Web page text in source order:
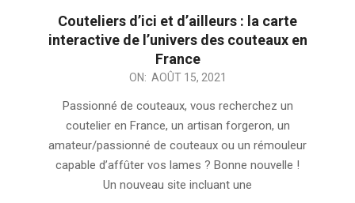
Couteliers d’ici et d’ailleurs : la carte
interactive de l’univers des couteaux en
France
ON: AOÛT 15, 2021
Passionné de couteaux, vous recherchez un
coutelier en France, un artisan forgeron, un
amateur/passionné de couteaux ou un rémouleur
capable d’affûter vos lames ? Bonne nouvelle !
Un nouveau site incluant une